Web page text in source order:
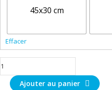
45x30 cm
Effacer
quantité
de
renardeauxAjouter au panier